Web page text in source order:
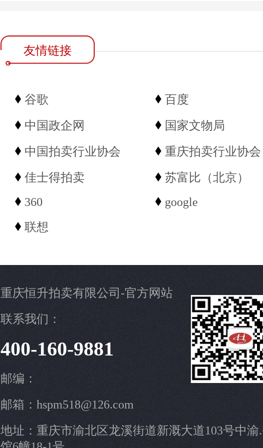
友情链接
谷歌
百度
中国政企网
国家文物局
中国拍卖行业协会
重庆拍卖行业协会
佳士得拍卖
苏富比（北京）
360
google
联想
重庆恒升拍卖有限公司-官方网站
联系我们：
400-160-9881
邮编：
邮箱：hspm518@126.com
地址：重庆市渝北区龙溪街道新溉大道103号中渝